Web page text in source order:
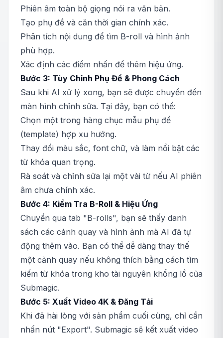
Phiên âm toàn bộ giọng nói ra văn bản.
Tạo phụ đề và căn thời gian chính xác.
Phân tích nội dung để tìm B-roll và hình ảnh
phù hợp.
Xác định các điểm nhấn để thêm hiệu ứng.
Bước 3: Tùy Chỉnh Phụ Đề & Phong Cách
Sau khi AI xử lý xong, bạn sẽ được chuyển đến
màn hình chỉnh sửa. Tại đây, bạn có thể:
Chọn một trong hàng chục mẫu phụ đề
(template) hợp xu hướng.
Thay đổi màu sắc, font chữ, và làm nổi bật các
từ khóa quan trọng.
Rà soát và chỉnh sửa lại một vài từ nếu AI phiên
âm chưa chính xác.
Bước 4: Kiểm Tra B-Roll & Hiệu Ứng
Chuyển qua tab "B-rolls", bạn sẽ thấy danh
sách các cảnh quay và hình ảnh mà AI đã tự
động thêm vào. Bạn có thể dễ dàng thay thế
một cảnh quay nếu không thích bằng cách tìm
kiếm từ khóa trong kho tài nguyên khổng lồ của
Submagic.
Bước 5: Xuất Video 4K & Đăng Tải
Khi đã hài lòng với sản phẩm cuối cùng, chỉ cần
nhấn nút "Export". Submagic sẽ kết xuất video